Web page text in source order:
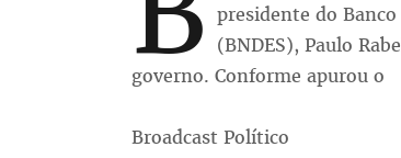
presidente do
(BNDES), Paulo
governo. Conforme apurou o
Broadcast Político